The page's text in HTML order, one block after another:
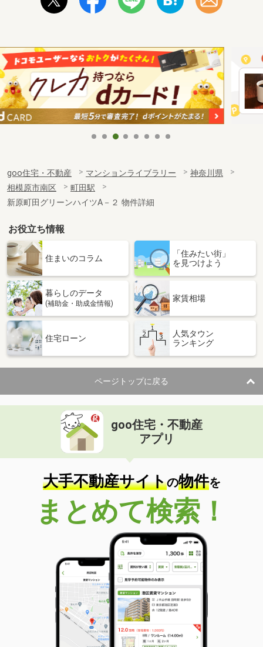
goo住宅・不動産 マンションライブラリー
神奈川県
相模原市南区
町田駅
新原町田グリーンハイツA－２ 物件詳細
お役立ち情報
住まいのコラム
「住みたい街」
を見つけよう
暮らしのデータ
(補助金・助成金情報)
家賃相場
住宅ローン
人気タウン
ランキング
ページトップに戻る
goo住宅・不動産
アプリ
大手不動産サイトの物件を
まとめて検索！